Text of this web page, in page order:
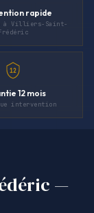
rapide
à Villiers-Saint-
12
12 mois
intervention
—